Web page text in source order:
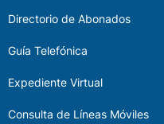
Directorio de Abonados
Guía Telefónica
Expediente Virtual
Consulta de Líneas Móviles